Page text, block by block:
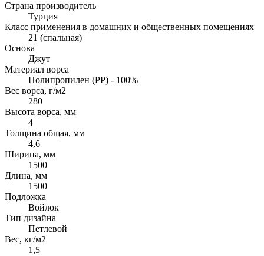
Страна производитель
Турция
Класс применения в домашних и общественных помещениях
21 (спальная)
Основа
Джут
Материал ворса
Полипропилен (PP) - 100%
Вес ворса, г/м2
280
Высота ворса, мм
4
Толщина общая, мм
4,6
Ширина, мм
1500
Длина, мм
1500
Подложка
Войлок
Тип дизайна
Петлевой
Вес, кг/м2
1,5